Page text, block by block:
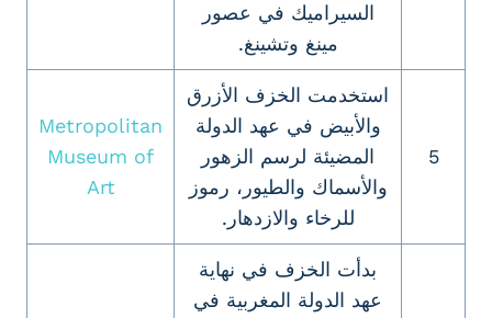
السيراميك في عصور
مينغ وتشينغ.
5
استخدمت الخزف الأزرق
والأبيض في عهد الدولة
المضيئة لرسم الزهور
والأسماك والطيور، رموز
للرخاء والازدهار.
Metropolitan
Museum of
Art
بدأت الخزف في نهاية
عهد الدولة المغربية في